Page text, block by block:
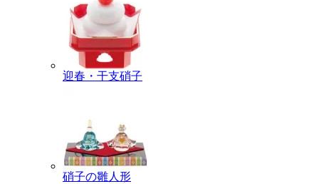
迎春・干支硝子
硝子の雛人形